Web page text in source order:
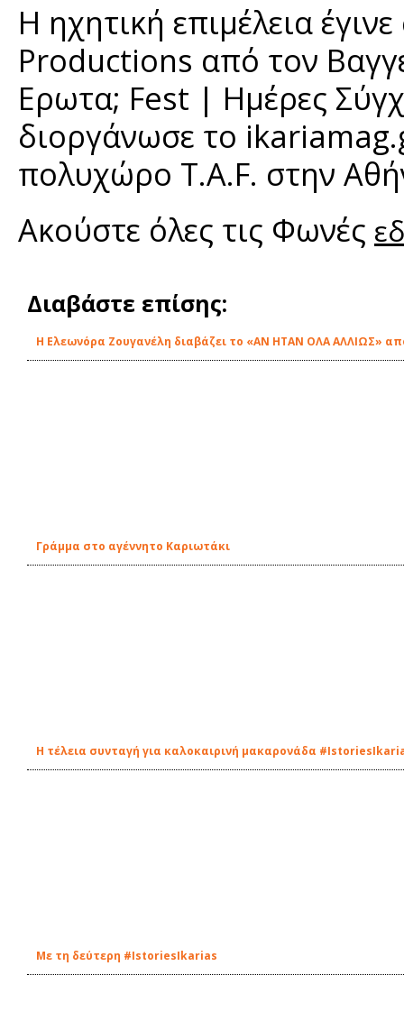
H ηχητική επιμέλεια
Productions από τον
Ερωτα; Fest | Ημέρες
διοργάνωσε το
πολυχώρο T.A.F. στην
Ακούστε όλες τις Φωνές
Διαβάστε επίσης:
Η Ελεωνόρα Ζουγανέλη διαβάζει το «ΑΝ ΗΤΑΝ ΟΛΑ ΑΛΛΙΩΣ»
Γράμμα στο αγέννητο Καριωτάκι
Η τέλεια συνταγή για καλοκαιρινή μακαρονάδα
Με τη δεύτερη #IstoriesIkarias